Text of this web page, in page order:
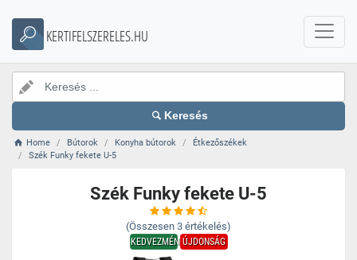
KERTIFELSZERELES.HU
Keresés
Home Bútorok Konyha bútorok
Étkezőszékek
Szék Funky fekete U-5
Szék Funky fekete U-5
(Összesen 3 értékelés)
KEDVEZMÉNYÚJDONSÁG